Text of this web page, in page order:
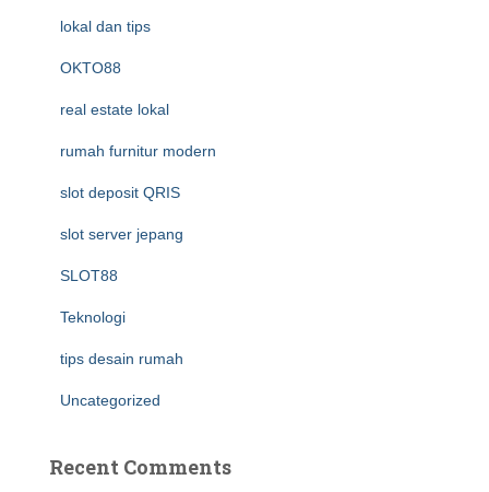
lokal dan tips
OKTO88
real estate lokal
rumah furnitur modern
slot deposit QRIS
slot server jepang
SLOT88
Teknologi
tips desain rumah
Uncategorized
Recent Comments